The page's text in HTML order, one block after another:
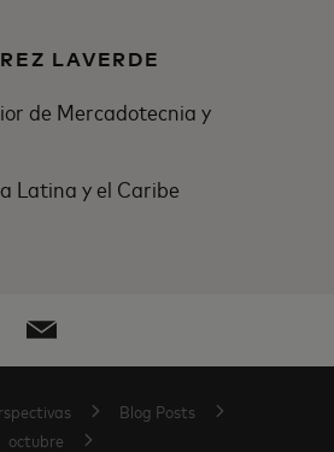
LAVERDE
de Mercadotecnia y
Latina y el Caribe
Blog Posts
octubre